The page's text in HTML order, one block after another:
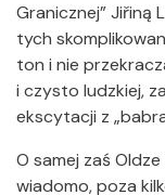
Granicznej” Jiřiną
tych
ton i nie
i czysto ludzkiej,
ekscytacji z
O samej zaś
wiadomo, poza